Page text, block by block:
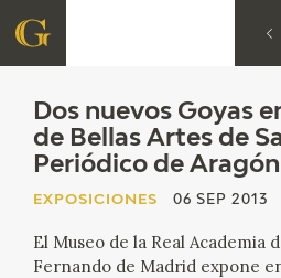
FUNDACIÓN
QUIENES SOMOS
ACCIÓN CORPORATIVA
Dos nuevos Goyas
de Bellas Artes de
Periódico de Aragón
EXPOSICIONES 06 SEP 2013
El Museo de la Real Academia
Fernando de Madrid expone